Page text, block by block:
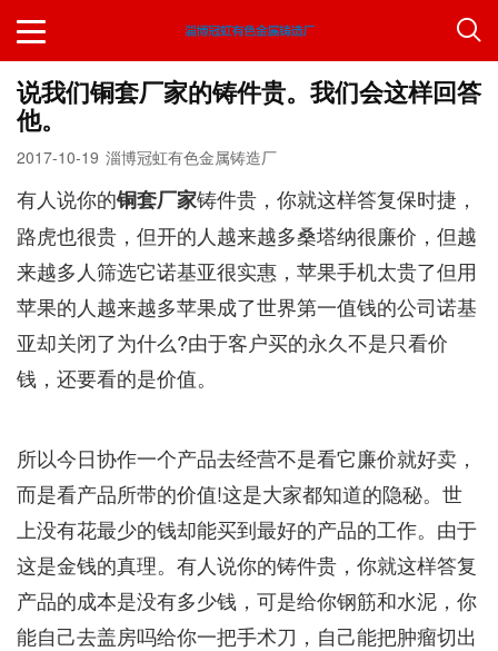
说我们铜套厂家的铸件贵。我们会这样回答
他。
2017-10-19 淄博冠虹有色金属铸造厂
有人说你的铜套厂家铸件贵，你就这样答复保时捷，
路虎也很贵，但开的人越来越多桑塔纳很廉价，但越
来越多人筛选它诺基亚很实惠，苹果手机太贵了但用
苹果的人越来越多苹果成了世界第一值钱的公司诺基
亚却关闭了为什么?由于客户买的永久不是只看价
钱，还要看的是价值。
所以今日协作一个产品去经营不是看它廉价就好卖，
而是看产品所带的价值!这是大家都知道的隐秘。世
上没有花最少的钱却能买到最好的产品的工作。由于
这是金钱的真理。有人说你的铸件贵，你就这样答复
产品的成本是没有多少钱，可是给你钢筋和水泥，你
能自己去盖房吗给你一把手术刀，自己能把肿瘤切出